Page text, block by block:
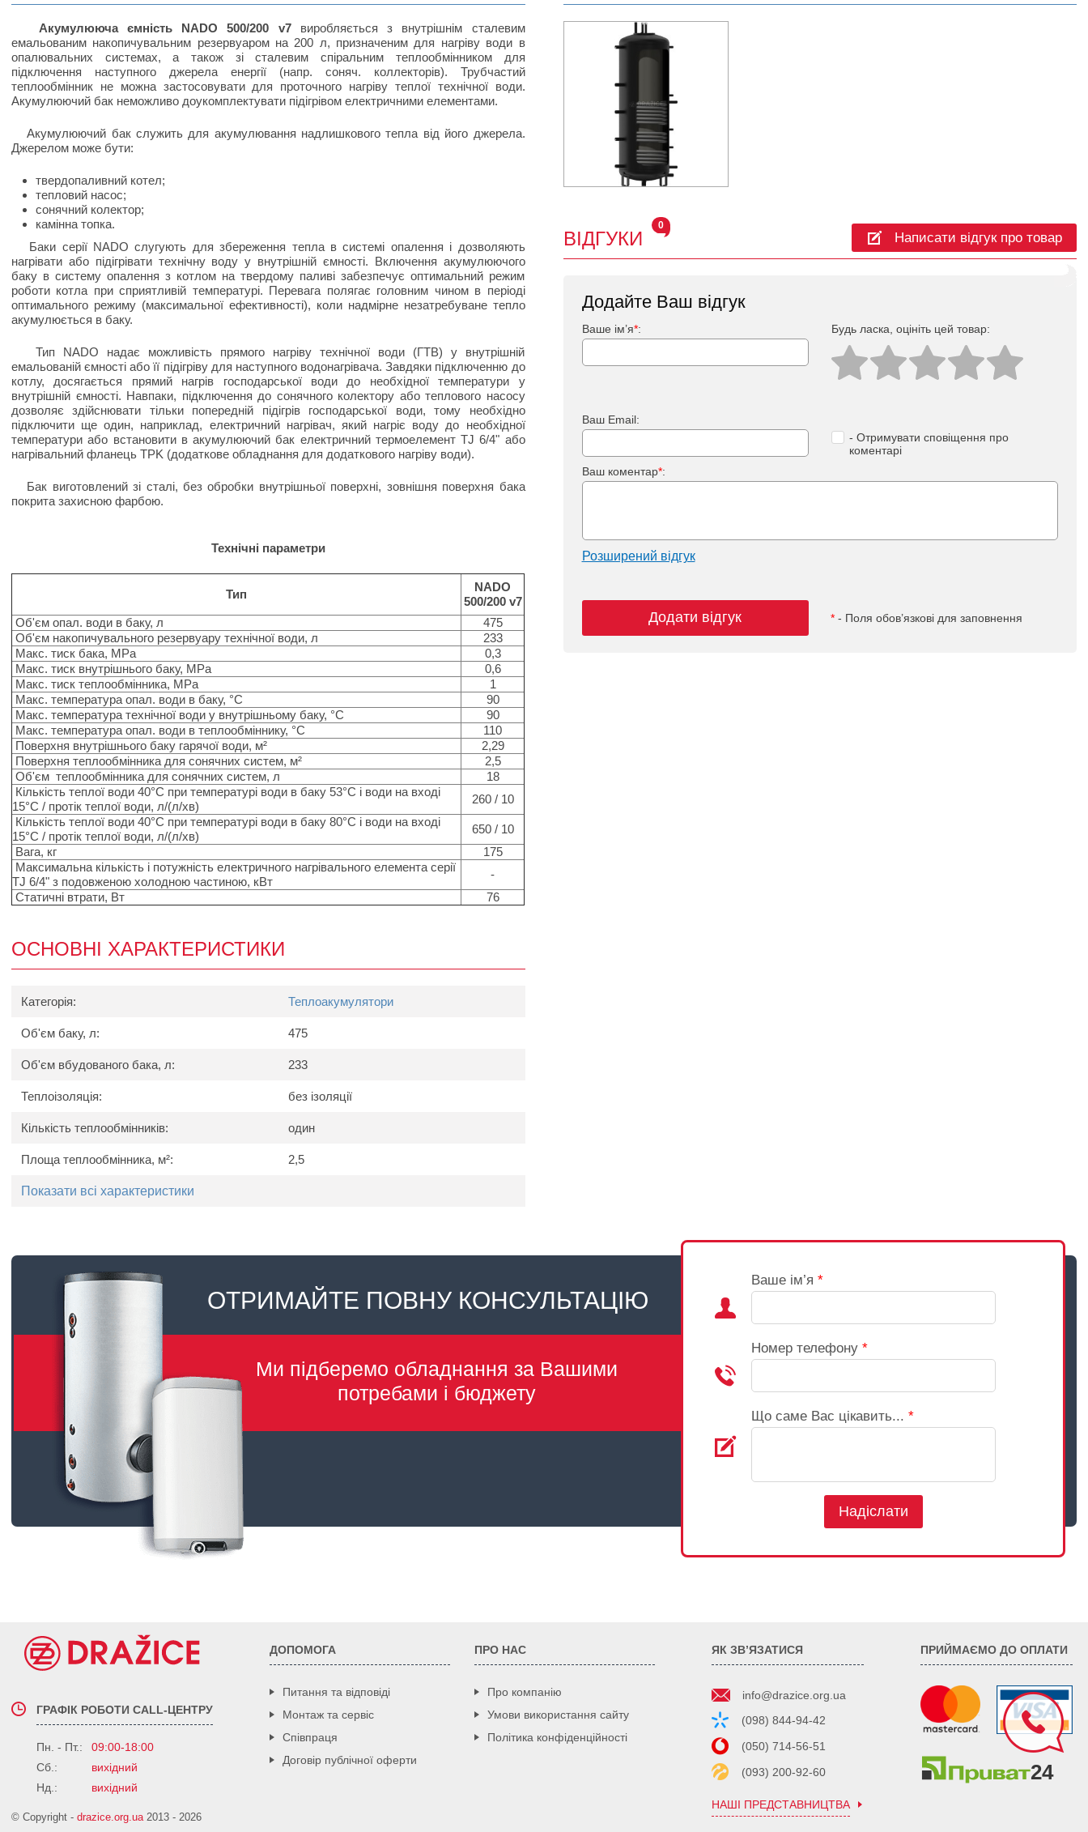
Акумулююча ємність NADO 500/200 v7виробляється з внутрішнім сталевим
емальованим накопичувальним резервуаром на 200 л, призначеним для нагріву води в
опалювальних системах, а також зі сталевим спіральним теплообмінником для
підключення наступного джерела енергії (напр. соняч. коллекторів). Трубчастий
теплообмінник не можна застосовувати для проточного нагріву теплої технічної води.
Акумулюючий бак неможливо доукомплектувати підігрівом електричними елементами.
Акумулюючий бак служить для акумулювання надлишкового тепла від його джерела.
Джерелом може бути:
твердопаливний котел;
тепловий насос;
сонячний колектор;
камінна топка.
Баки серії NADO слугують для збереження тепла в системі опалення і дозволяють
нагрівати або підігрівати технічну воду у внутрішній ємності. Включення акумулюючого
баку в систему опалення з котлом на твердому паливі забезпечує оптимальний режим
роботи котла при сприятливій температурі. Перевага полягає головним чином в періоді
оптимального режиму (максимальної ефективності), коли надмірне незатребуване тепло
акумулюється в баку.
Тип NADO надає можливість прямого нагріву технічної води (ГТВ) у внутрішній
емальованій ємності або її підігріву для наступного водонагрівача. Завдяки підключенню до
котлу, досягається прямий нагрів господарської води до необхідної температури у
внутрішній ємності. Навпаки, підключення до сонячного колектору або теплового насосу
дозволяє здійснювати тільки попередній підігрів господарської води, тому необхідно
підключити ще один, наприклад, електричний нагрівач, який нагріє воду до необхідної
температури або встановити в акумулюючий бак електричний термоелемент TJ 6/4" або
нагрівальний фланець TPK (додаткове обладнання для додаткового нагріву води).
Бак виготовлений зі сталі, без обробки внутрішньої поверхні, зовнішня поверхня бака
покрита захисною фарбою.
Технічні параметри
Тип
NADO
500/200 v7
Об'єм опал. води в баку, л
475
Об'єм накопичувального резервуару технічної води, л
233
Макс. тиск бака, MPa
0,3
Макс. тиск внутрішнього баку, MPa
0,6
Макс. тиск теплообмінника, MPa
1
Макс. температура опал. води в баку, °C
90
Макс. температура технічної води у внутрішньому баку, °C
90
Макс. температура опал. води в теплообміннику, °C
110
Поверхня внутрішнього баку гарячої води, м²
2,29
Поверхня теплообмінника для сонячних систем, м²
2,5
Об'єм теплообмінника для сонячних систем, л
18
Кількість теплої води 40°C при температурі води в баку 53°C і води на вході
15°С / протік теплої води, л/(л/хв)
260 / 10
Кількість теплої води 40°C при температурі води в баку 80°C і води на вході
15°С / протік теплої води, л/(л/хв)
650 / 10
Вага, кг
175
Максимальна кількість і потужність електричного нагрівального елемента серії
TJ 6/4" з подовженою холодною частиною, кВт
-
Статичні втрати, Вт
76
ОСНОВНІ ХАРАКТЕРИСТИКИ
Категорія: Теплоакумулятори
Об'єм баку, л: 475
Об'єм вбудованого бака, л: 233
Теплоізоляція: без ізоляції
Кількість теплообмінників: один
Площа теплообмінника, м²: 2,5
Показати всі характеристики
ВІДГУКИ
0
Написати відгук про товар
Додайте Ваш відгук
Ваше ім’я*: Будь ласка, оцініть цей товар:
Ваш Email:
- Отримувати сповіщення про
коментарі
Ваш коментар*:
Розширений відгук
Додати відгук *- Поля обов’язкові для заповнення
ОТРИМАЙТЕ ПОВНУ КОНСУЛЬТАЦІЮ
Ми підберемо обладнання за Вашими
потребами і бюджету
Ваше ім’я *
Номер телефону *
Що саме Вас цікавить... *
Надіслати
ГРАФІК РОБОТИ CALL-ЦЕНТРУ
Пн. - Пт.:
09:00-18:00
Сб.:
вихідний
Нд.:
вихідний
© Copyright - drazice.org.ua2013 - 2026
ДОПОМОГА
Питання та відповіді
Монтаж та сервіс
Співпраця
Договір публічної оферти
ПРО НАС
Про компанію
Умови використання сайту
Політика конфіденційності
ЯК ЗВ’ЯЗАТИСЯ
info@drazice.org.ua
(098) 844-94-42
(050) 714-56-51
(093) 200-92-60
НАШІ ПРЕДСТАВНИЦТВА
ПРИЙМАЄМО ДО ОПЛАТИ